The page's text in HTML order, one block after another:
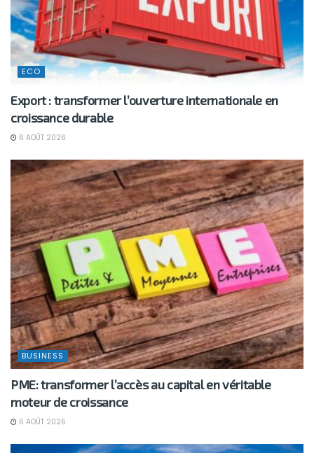
ECO
Export : transformer l’ouverture internationale en
croissance durable
6 AOÛT 2026
BUSINESS
PME: transformer l’accès au capital en véritable
moteur de croissance
6 AOÛT 2026